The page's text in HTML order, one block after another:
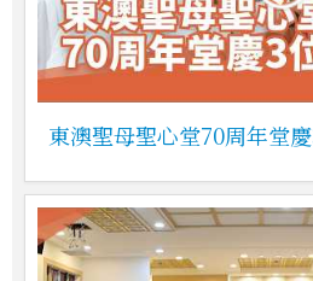
東澳聖母聖心堂70周年堂